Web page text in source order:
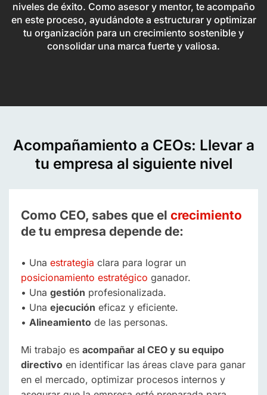
niveles de éxito. Como asesor y mentor, te acompaño
en este proceso, ayudándote a estructurar y optimizar
tu organización para un crecimiento sostenible y
consolidar una marca fuerte y valiosa.
Acompañamiento a CEOs: Llevar a
tu empresa al siguiente nivel
Como CEO, sabes que el crecimiento
de tu empresa depende de:
• Una estrategia clara para lograr un
posicionamiento estratégico ganador.
• Una gestión profesionalizada.
• Una ejecución eficaz y eficiente.
• Alineamiento de las personas.
Mi trabajo es acompañar al CEO y su equipo
directivo en identificar las áreas clave para ganar
en el mercado, optimizar procesos internos y